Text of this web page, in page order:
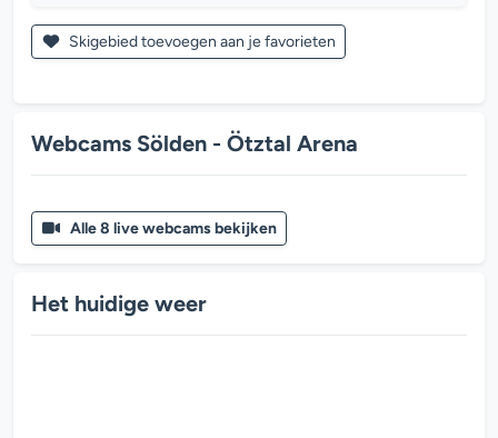
Skigebied toevoegen aan je favorieten
Webcams Sölden - Ötztal Arena
Alle 8 live webcams bekijken
Het huidige weer